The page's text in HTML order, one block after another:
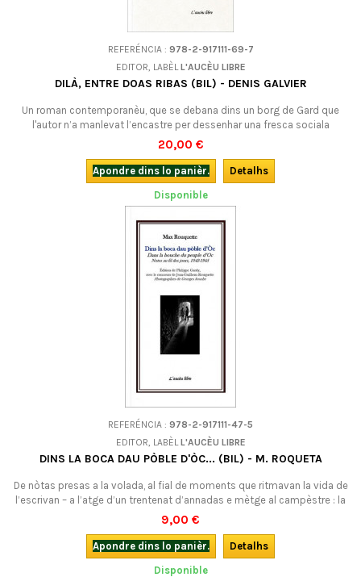
REFERÉNCIA : 978-2-917111-69-7
EDITOR, LABÈLL'AUCÈU LIBRE
DILÀ, ENTRE DOAS RIBAS (BIL) - DENIS GALVIER
Un roman contemporanèu, que se debana dins un borg de Gard que
l'autor n’a manlevat l’encastre per dessenhar una fresca sociala
agredoça, una sòrta de thriller : una refugiada curda, Dilà, s’i escond e
tròba un grop qu’accèpta de li ajudar. Mas la violéncia monta, atisada
per un gropuscule d’extrèma-drecha : un truc entre mondes a l'escala
d'una vilòta......
20,00 €
Apondre dins lo panièr.
Detalhs
Disponible
REFERÉNCIA : 978-2-917111-47-5
EDITOR, LABÈLL'AUCÈU LIBRE
DINS LA BOCA DAU PÒBLE D'ÒC... (BIL) - M. ROQUETA
De nòtas presas a la volada, al fial de moments que ritmavan la vida de
l’escrivan – a l’atge d’un trentenat d’annadas e mètge al campèstre : la
vida de cada jorn de la condicion umana, e la matèria de sas òbras
futuras. Bilingüe.
9,00 €
Apondre dins lo panièr.
Detalhs
Disponible